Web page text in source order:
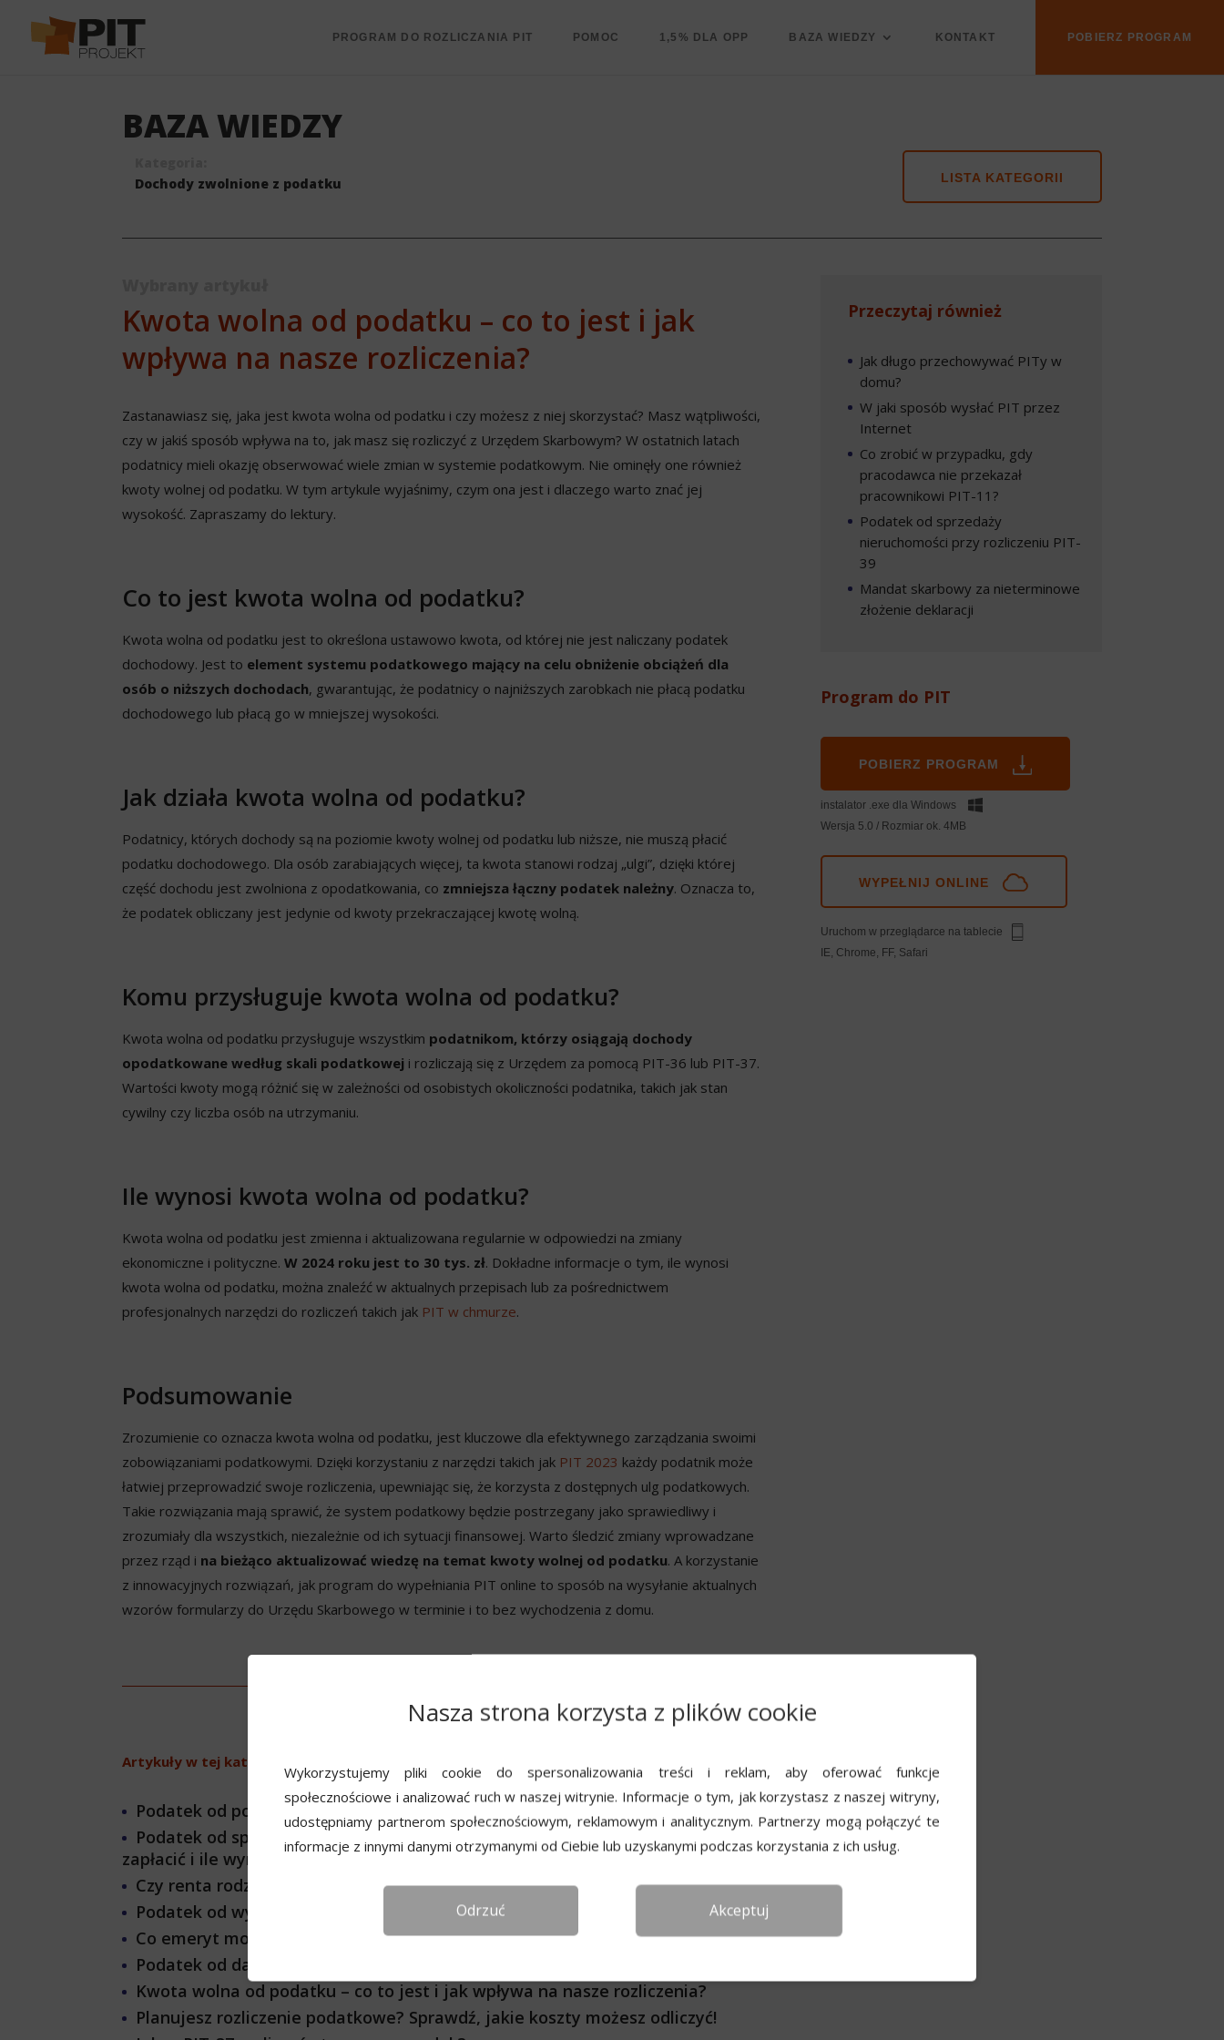
PROGRAM DO ROZLICZANIA PIT POMOC 1,5% DLA OPP BAZA WIEDZY KONTAKT POBIERZ PROGRAM
BAZA WIEDZY
Dochody zwolnione z podatku
LISTA KATEGORII
Kwota wolna od podatku – co to jest i jak
wpływa na nasze rozliczenia?
Zastanawiasz się, jaka jest kwota wolna od podatku i czy możesz z niej skorzystać? Masz wątpliwości,
czy w jakiś sposób wpływa na to, jak masz się rozliczyć z Urzędem Skarbowym? W ostatnich latach
podatnicy mieli okazję obserwować wiele zmian w systemie podatkowym. Nie ominęły one również
kwoty wolnej od podatku. W tym artykule wyjaśnimy, czym ona jest i dlaczego warto znać jej
wysokość. Zapraszamy do lektury.
Co to jest kwota wolna od podatku?
Kwota wolna od podatku jest to określona ustawowo kwota, od której nie jest naliczany podatek
dochodowy. Jest to element systemu podatkowego mający na celu obniżenie obciążeń dla
osób o niższych dochodach, gwarantując, że podatnicy o najniższych zarobkach nie płacą podatku
dochodowego lub płacą go w mniejszej wysokości.
Jak działa kwota wolna od podatku?
Podatnicy, których dochody są na poziomie kwoty wolnej od podatku lub niższe, nie muszą płacić
podatku dochodowego. Dla osób zarabiających więcej, ta kwota stanowi rodzaj „ulgi”, dzięki której
część dochodu jest zwolniona z opodatkowania, co zmniejsza łączny podatek należny. Oznacza to,
że podatek obliczany jest jedynie od kwoty przekraczającej kwotę wolną.
Komu przysługuje kwota wolna od podatku?
Kwota wolna od podatku przysługuje wszystkim podatnikom, którzy osiągają dochody
opodatkowane według skali podatkowej i rozliczają się z Urzędem za pomocą PIT-36 lub PIT-37.
Wartości kwoty mogą różnić się w zależności od osobistych okoliczności podatnika, takich jak stan
cywilny czy liczba osób na utrzymaniu.
Ile wynosi kwota wolna od podatku?
Kwota wolna od podatku jest zmienna i aktualizowana regularnie w odpowiedzi na zmiany
ekonomiczne i polityczne.W 2024 roku jest to 30 tys. zł. Dokładne informacje o tym, ile wynosi
kwota wolna od podatku, można znaleźć w aktualnych przepisach lub za pośrednictwem
profesjonalnych narzędzi do rozliczeń takich jak PIT w chmurze.
Podsumowanie
Zrozumienie co oznacza kwota wolna od podatku, jest kluczowe dla efektywnego zarządzania swoimi
zobowiązaniami podatkowymi. Dzięki korzystaniu z narzędzi takich jak PIT 2023 każdy podatnik może
łatwiej przeprowadzić swoje rozliczenia, upewniając się, że korzysta z dostępnych ulg podatkowych.
Takie rozwiązania mają sprawić, że system podatkowy będzie postrzegany jako sprawiedliwy i
zrozumiały dla wszystkich, niezależnie od ich sytuacji finansowej. Warto śledzić zmiany wprowadzane
przez rząd i na bieżąco aktualizować wiedzę na temat kwoty wolnej od podatku. A korzystanie
z innowacyjnych rozwiązań, jak program do wypełniania PIT online to sposób na wysyłanie aktualnych
wzorów formularzy do Urzędu Skarbowego w terminie i to bez wychodzenia z domu.
Artykuły w tej kategorii
Podatek od pożyczki od rodziny – kiedy trzeba płacić?
Podatek od sprzedaży nieruchomości przed upływem 5 lat – kiedy trzeba go
zapłacić i ile wynosi?
Czy renta rodzinna dziecka jest wliczana do dochodu rodzica?
Podatek od wygranej – Od jakiej kwoty trzeba go zapłacić?
Co emeryt może odliczyć od podatku?
Podatek od darowizny – jak go obliczyć i kiedy płacić?
Kwota wolna od podatku – co to jest i jak wpływa na nasze rozliczenia?
Planujesz rozliczenie podatkowe? Sprawdź, jakie koszty możesz odliczyć!
Przeczytaj również
Jak długo przechowywać PITy w
domu?
W jaki sposób wysłać PIT przez
Internet
Co zrobić w przypadku, gdy
pracodawca nie przekazał
pracownikowi PIT-11?
Podatek od sprzedaży
nieruchomości przy rozliczeniu PIT-
39
Mandat skarbowy za nieterminowe
złożenie deklaracji
Program do PIT
POBIERZ PROGRAM
instalator .exe dla Windows
Wersja 5.0 / Rozmiar ok. 4MB
WYPEŁNIJ ONLINE
Uruchom w przeglądarce na tablecie
IE, Chrome, FF, Safari
Nasza strona korzysta z plików cookie
Wykorzystujemy pliki cookie do spersonalizowania treści i reklam, aby oferować funkcje
społecznościowe i analizować ruch w naszej witrynie. Informacje o tym, jak korzystasz z naszej witryny,
udostępniamy partnerom społecznościowym, reklamowym i analitycznym. Partnerzy mogą połączyć te
informacje z innymi danymi otrzymanymi od Ciebie lub uzyskanymi podczas korzystania z ich usług.
Odrzuć Akceptuj